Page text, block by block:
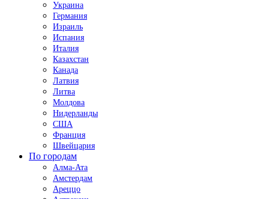
Украина
Германия
Израиль
Испания
Италия
Казахстан
Канада
Латвия
Литва
Молдова
Нидерланды
США
Франция
Швейцария
По городам
Алма-Ата
Амстердам
Ареццо